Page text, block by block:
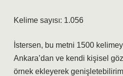
Kelime sayısı: 1.056
İstersen, bu metni 1500
Ankara’dan ve kendi kişisel
örnek ekleyerek